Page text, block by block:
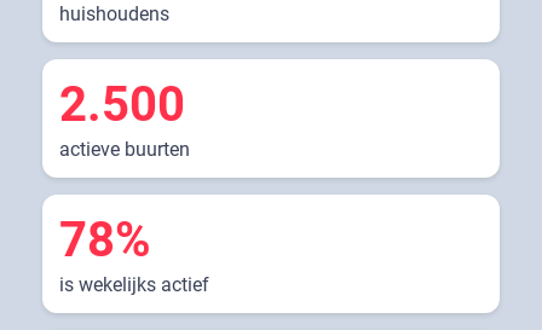
huishoudens
2.500
actieve buurten
78%
is wekelijks actief